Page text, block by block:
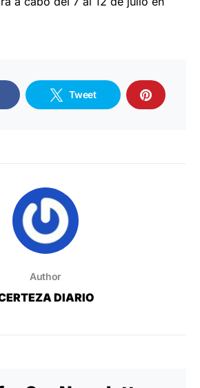
Tweet
Author
DIARIO